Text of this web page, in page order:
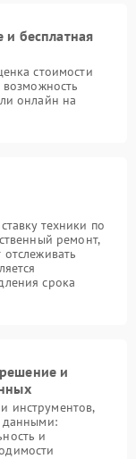
и бесплатная
стоимости
возможность
онлайн на
техники по
ремонт,
срока
и
инструментов,
данными:
и